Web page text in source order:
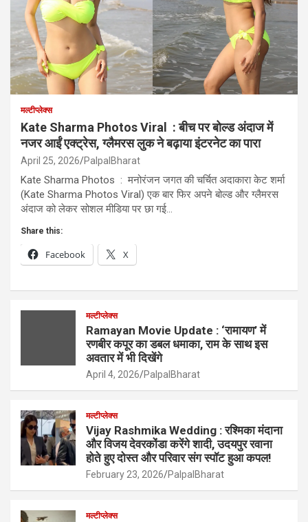
मल्टीप्लेक्स
Kate Sharma Photos Viral : बीच पर बोल्ड अंदाज में
नजर आईं एक्ट्रेस, ग्लैमरस लुक ने बढ़ाया इंटरनेट का पारा
April 25, 2026 PalpalBharat
Kate Sharma Photos : मनोरंजन जगत की चर्चित अदाकारा केट शर्मा
(Kate Sharma Photos Viral) एक बार फिर अपने बोल्ड और ग्लैमरस
अंदाज को लेकर सोशल मीडिया पर छा गई…
Share this:
Facebook X
मल्टीप्लेक्स
Ramayan Movie Update : ‘रामायण’ में
रणबीर कपूर का डबल धमाका, राम के साथ इस
अवतार में भी दिखेंगे
April 4, 2026 PalpalBharat
मल्टीप्लेक्स
Vijay Rashmika Wedding : रश्मिका मंदाना
और विजय देवरकोंडा करेंगे शादी, उदयपुर रवाना
होते हुए दोस्त और परिवार संग स्पॉट हुआ कपल!
February 23, 2026 PalpalBharat
मल्टीप्लेक्स